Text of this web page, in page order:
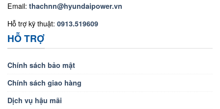
Email: thachnn@hyundaipower.vn
Hỗ trợ kỹ thuật: 0913.519609
HỖ TRỢ
Chính sách bảo mật
Chính sách giao hàng
Dịch vụ hậu mãi